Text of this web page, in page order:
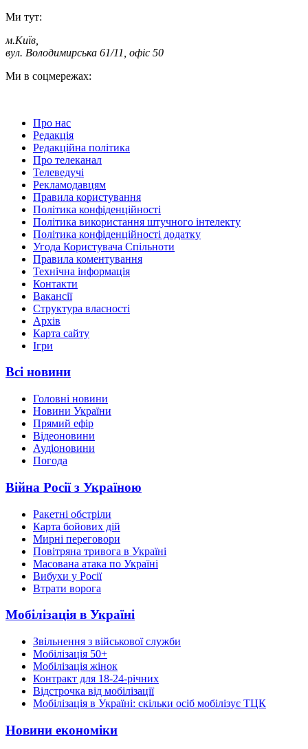
Ми тут:
м.Київ
вул. Володимирська 61/11, офіс 50
Ми в соцмережах:
Про нас
Редакція
Редакційна політика
Про телеканал
Телеведучі
Рекламодавцям
Правила користування
Політика конфіденційності
Політика використання штучного інтелекту
Політика конфіденційності додатку
Угода Користувача Спільноти
Правила коментування
Технічна інформація
Контакти
Вакансії
Структура власності
Архів
Карта сайту
Ігри
Всі новини
Головні новини
Новини України
Прямий ефір
Відеоновини
Аудіоновини
Погода
Війна Росії з Україною
Ракетні обстріли
Карта бойових дій
Мирні переговори
Повітряна тривога в Україні
Масована атака по Україні
Вибухи у Росії
Втрати ворога
Мобілізація в Україні
Звільнення з військової служби
Мобілізація 50+
Мобілізація жінок
Контракт для 18-24-річних
Відстрочка від мобілізації
Мобілізація в Україні: скільки осіб мобілізує ТЦК
Новини економіки